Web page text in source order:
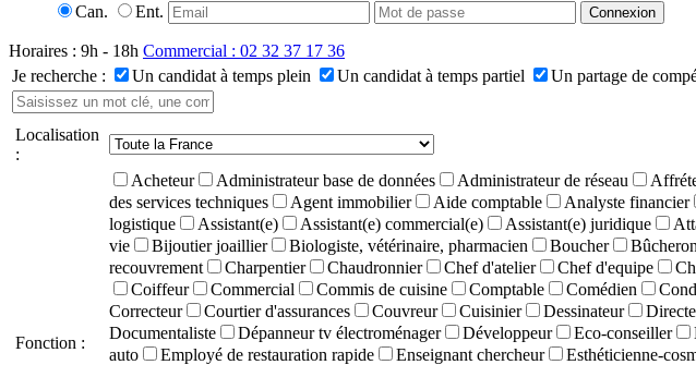
Can.
Ent.
Horaires : 9h - 18h Commercial : 02 32 37 17 36
Je recherche :
Un candidat à temps plein Un candidat à temps partiel Un partage de
Localisation
:
Fonction :
Acheteur Administrateur base de données Administrateur de réseau
des services techniques
Agent immobilier Aide comptable Analyste financier
logistique
Assistant(e) Assistant(e) commercial(e) Assistant(e) juridique
vie
Bijoutier joaillier Biologiste, vétérinaire, pharmacien Boucher Bûcheron
recouvrement
Charpentier Chaudronnier Chef d'atelier Chef d'equipe
Coiffeur
Commercial Commis de cuisine Comptable Comédien
Correcteur
Courtier d'assurances Couvreur Cuisinier Dessinateur
Documentaliste
Dépanneur tv électroménager Développeur Eco-conseiller
auto
Employé de restauration rapide Enseignant chercheur Esthéticienne-